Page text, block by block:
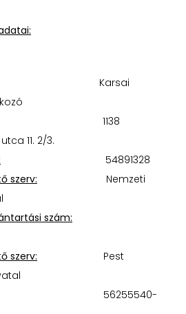
11. 2/3.
54891328
szerv: Nemzeti
szám:
szerv: Pest